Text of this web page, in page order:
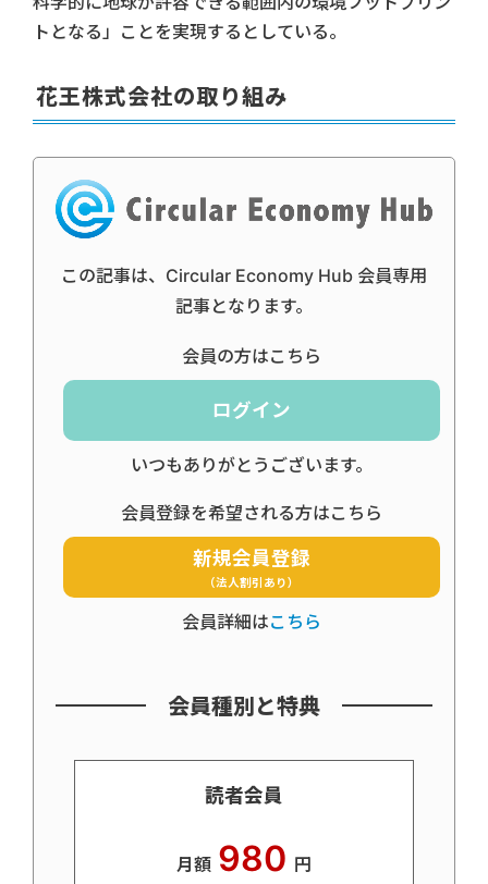
トとなる」ことを実現するとしている。
花王株式会社の取り組み
この記事は、Circular Economy Hub 会員専用
記事となります。
会員の方はこちら
ログイン
いつもありがとうございます。
会員登録を希望される方はこちら
新規会員登録
（法人割引あり）
会員詳細はこちら
会員種別と特典
読者会員
月額 980 円